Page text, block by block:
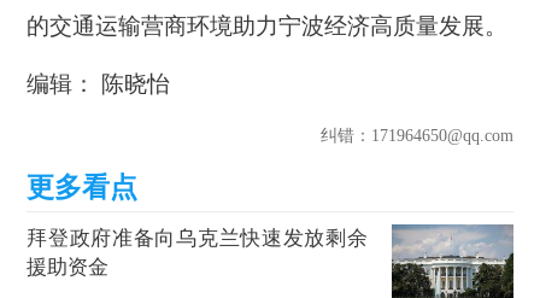
的交通运输营商环境助力宁波经济高质量发展。
编辑： 陈晓怡
纠错：171964650@qq.com
拜登政府准备向乌克兰快速发放剩余
援助资金